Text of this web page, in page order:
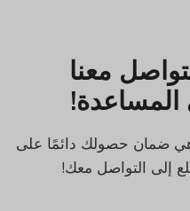
معنا
هي ضمان حصولك دائمًا على